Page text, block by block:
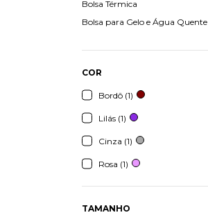
Bolsa Térmica
Bolsa para Gelo e Água Quente
COR
Bordô (1)
Lilás (1)
Cinza (1)
Rosa (1)
TAMANHO